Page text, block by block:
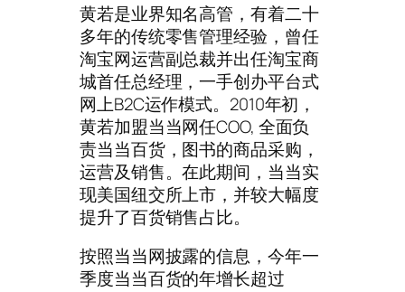
黄若是业界知名高管，有着二十
多年的传统零售管理经验，曾任
淘宝网运营副总裁并出任淘宝商
城首任总经理，一手创办平台式
网上B2C运作模式。2010年初，
黄若加盟当当网任COO, 全面负
责当当百货，图书的商品采购，
运营及销售。在此期间，当当实
现美国纽交所上市，并较大幅度
提升了百货销售占比。
按照当当网披露的信息，今年一
季度当当百货的年增长超过